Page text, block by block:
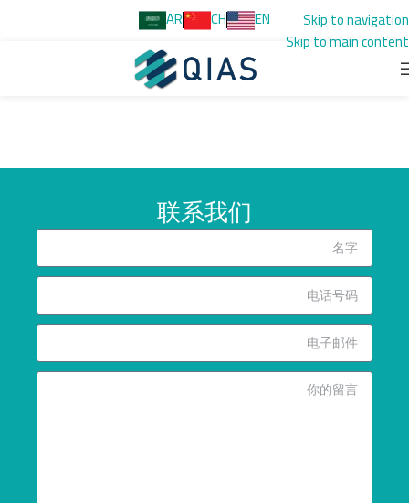
Skip to navigation
Skip to main content
EN
CH
AR
联系我们